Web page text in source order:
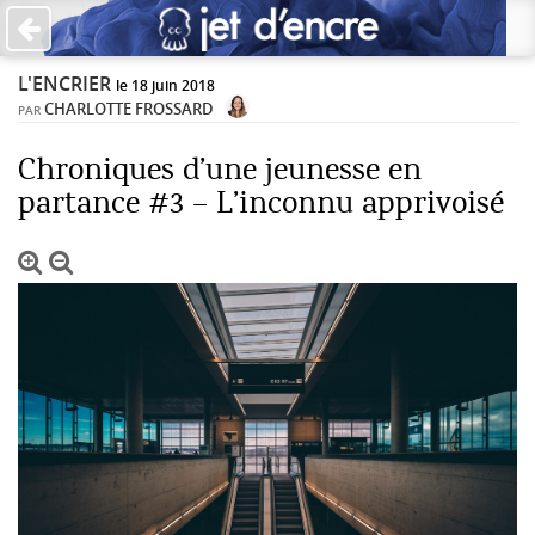
PAS DE COMMENTAIRES ×
Laisser une réponse
champs obligatoires sont indiqués avec *
Jet d'Encre vous prie d'inscrire vos commentaires dans un
esprit de dialogue et les limites du respect de chacun.
L'ENCRIER le 18 juin 2018
PAR CHARLOTTE FROSSARD
Chroniques d’une jeunesse en
partance #3 – L’inconnu apprivoisé